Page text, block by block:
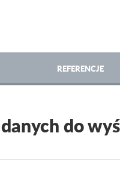
REFERENCJE
do